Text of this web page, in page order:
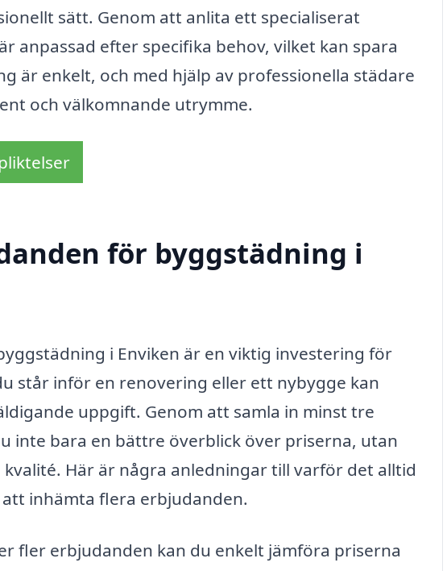
sätt. Genom att anlita ett specialiserat
anpassad efter specifika behov, vilket kan spara
är enkelt, och med hjälp av professionella städare
och välkomnande utrymme.
för byggstädning i
i Enviken är en viktig investering för
står inför en renovering eller ett nybygge kan
uppgift. Genom att samla in minst tre
inte bara en bättre överblick över priserna, utan
Här är några anledningar till varför det alltid
inhämta flera erbjudanden.
fler erbjudanden kan du enkelt jämföra priserna